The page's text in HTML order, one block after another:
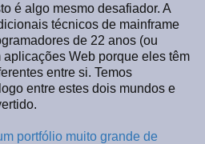
é algo mesmo desafiador. A
técnicos de mainframe
de 22 anos (ou
Web porque eles têm
entre si. Temos
entre estes dois mundos e
portfólio muito grande de